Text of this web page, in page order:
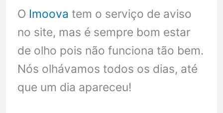
O Imoova tem o serviço de aviso
no site, mas é sempre bom estar
de olho pois não funciona tão bem.
Nós olhávamos todos os dias, até
que um dia apareceu!